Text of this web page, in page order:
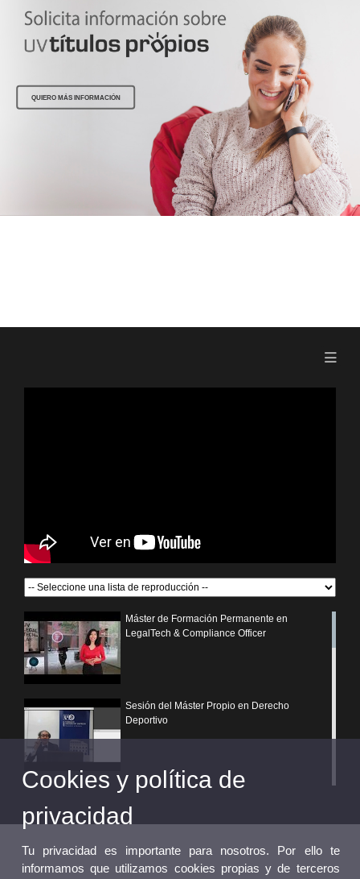
QUIERO MÁS INFORMACIÓN
Máster de Formación Permanente en
LegalTech & Compliance Officer
Sesión del Máster Propio en Derecho
Deportivo
¿Por qué elegir un postgrado propio de la
Universitat de València?
Cookies y política de
privacidad
Tu privacidad es importante para nosotros. Por ello te
informamos que utilizamos cookies propias y de terceros